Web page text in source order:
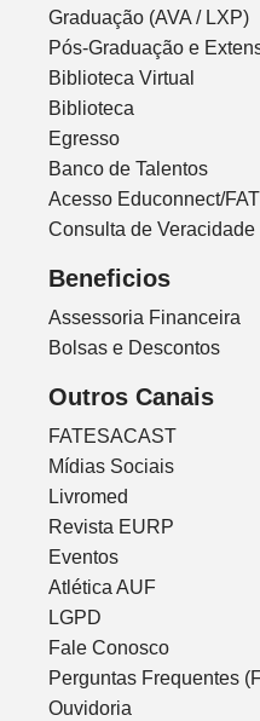
Graduação (AVA / LXP)
Pós-Graduação e
Biblioteca Virtual
Biblioteca
Egresso
Banco de Talentos
Acesso Educonnect/
Consulta de Veracidade
Beneficios
Assessoria Financeira
Bolsas e Descontos
Outros Canais
FATESACAST
Mídias Sociais
Livromed
Revista EURP
Eventos
Atlética AUF
LGPD
Fale Conosco
Perguntas Frequentes
Ouvidoria